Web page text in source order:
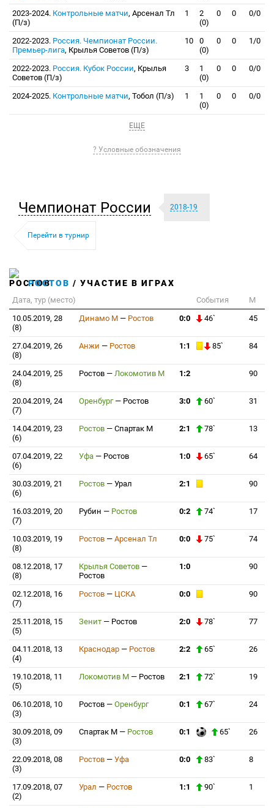
2023-2024. Контрольные матчи, Арсенал Тл
(П/з)
1
2
(0)
0 0 0/0
2022-2023. Россия. Чемпионат России.
Премьер-лига, Крылья Советов (П/з)
10
0
(0)
0 0 1/0
2022-2023. Россия. Кубок России, Крылья
Советов (П/з)
3
1
(0)
0 0 0/0
2024-2025. Контрольные матчи, Тобол (П/з) 1
1
(0)
0 0 0/0
ЕЩЕ
? Условные обозначения
Чемпионат России 2018-19
Перейти в турнир
РОСТОВ / УЧАСТИЕ В ИГРАХ
Дата, тур (место) События
М
10.05.2019, 28
(8)
Динамо М — Ростов 0:0 46` 45
27.04.2019, 26
(8)
Анжи — Ростов 1:1 85` 84
24.04.2019, 25
(8)
Ростов — Локомотив М 1:2 90
20.04.2019, 24
(7)
Оренбург — Ростов 3:0 60` 31
14.04.2019, 23
(6)
Ростов — Спартак М 2:1 78` 13
07.04.2019, 22
(6)
Уфа — Ростов 1:0 65` 64
30.03.2019, 21
(6)
Ростов — Урал 2:1 90
16.03.2019, 20
(7)
Рубин — Ростов 0:2 74` 17
10.03.2019, 19
(8)
Ростов — Арсенал Тл 0:0 75` 74
08.12.2018, 17
(8)
Крылья Советов —
Ростов
1:0 90
02.12.2018, 16
(7)
Ростов — ЦСКА 0:0 90
25.11.2018, 15
(5)
Зенит — Ростов 2:0 78` 77
04.11.2018, 13
(4)
Краснодар — Ростов 2:2 65` 26
19.10.2018, 11
(5)
Локомотив М — Ростов 2:1 72` 19
06.10.2018, 10
(3)
Ростов — Оренбург 0:1 67` 24
30.09.2018, 09
(3)
Спартак М — Ростов 0:1 65` 26
22.09.2018, 08
(3)
Ростов — Уфа 0:0 83` 8
17.09.2018, 07
(2)
Урал — Ростов 1:1 90` 1